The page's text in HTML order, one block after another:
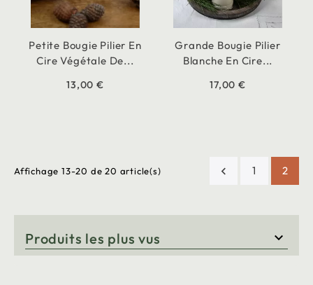
Petite Bougie Pilier En
Cire Végétale De...
13,00 €
Grande Bougie Pilier
Blanche En Cire...
17,00 €
Affichage 13-20 de 20 article(s)  1 2
Produits les plus vus 